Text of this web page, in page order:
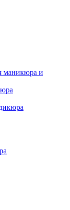
маникюра и